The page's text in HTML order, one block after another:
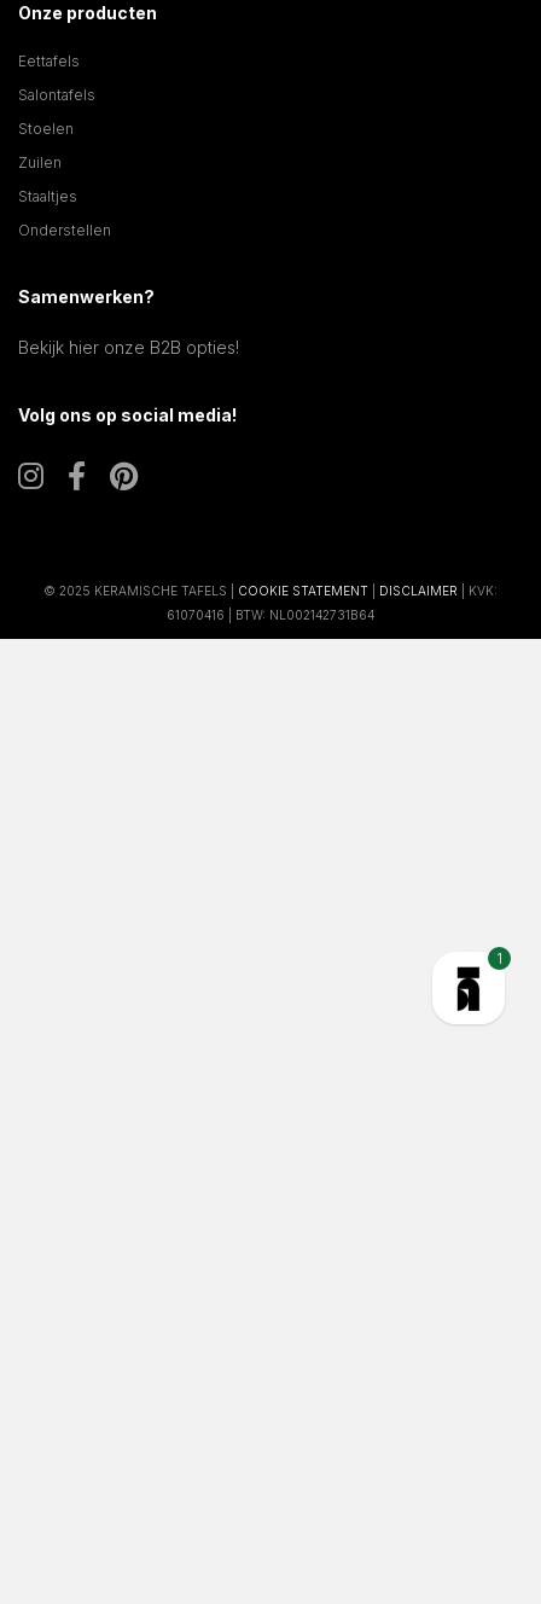
Onze producten
Eettafels
Salontafels
Stoelen
Zuilen
Staaltjes
Onderstellen
Samenwerken?
Bekijk hier onze B2B opties!
Volg ons op social media!
© 2025 KERAMISCHE TAFELS | COOKIE STATEMENT DISCLAIMER | KVK:
61070416 | BTW: NL002142731B64
1